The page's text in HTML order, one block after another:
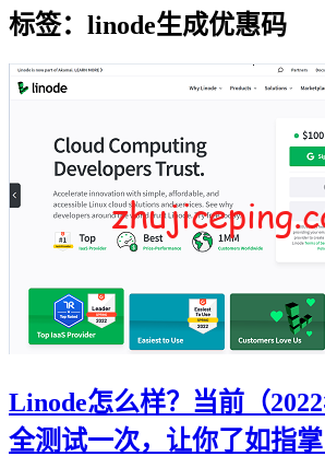
标签：linode生成优惠码
Linode怎么样？当前（
全测试一次，让你了如指掌